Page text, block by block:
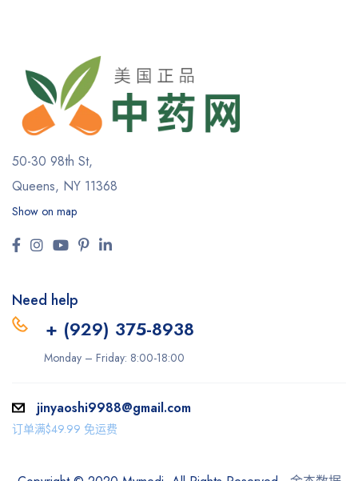
50-30 98th St,
Queens, NY 11368
Show on map
Need help
+ (929) 375-8938
Monday – Friday: 8:00-18:00
jinyaoshi9988@gmail.com
订单满$49.99 免运费